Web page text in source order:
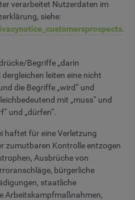
verarbeitet Nutzerdaten im
siehe:
.
Begriffe „darin
dergleichen leiten eine nicht
die Begriffe „wird“ und
mit „muss“ und
und „dürfen“.
haftet für eine Verletzung
zumutbaren Kontrolle entzogen
Ausbrüche von
bürgerliche
staatliche
Arbeitskampfmaßnahmen,